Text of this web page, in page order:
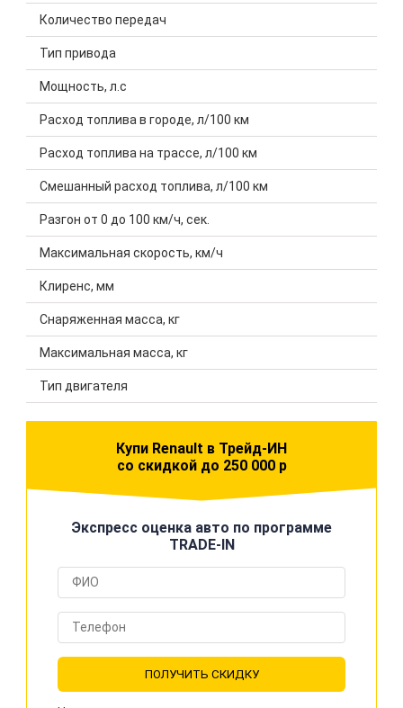
Количество передач
Тип привода
Мощность, л.с
Расход топлива в городе, л/100 км
Расход топлива на трассе, л/100 км
Смешанный расход топлива, л/100 км
Разгон от 0 до 100 км/ч, сек.
Максимальная скорость, км/ч
Клиренс, мм
Снаряженная масса, кг
Максимальная масса, кг
Тип двигателя
Купи Renault в Трейд-ИН
со скидкой до 250 000 р
Экспресс оценка авто по программе
TRADE-IN
ПОЛУЧИТЬ СКИДКУ